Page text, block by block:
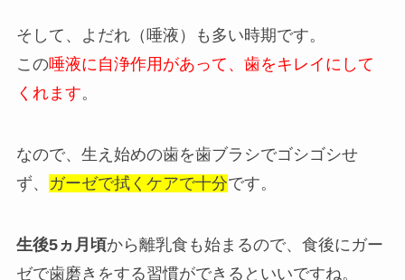
そして、よだれ（唾液）も多い時期です。
この唾液に自浄作用があって、歯をキレイにして
くれます。
なので、生え始めの歯を歯ブラシでゴシゴシせ
ず、
ガーゼで拭くケアで十分です。
生後5ヵ月頃から離乳食も始まるので、食後にガー
ゼで歯磨きをする習慣ができるといいですね。